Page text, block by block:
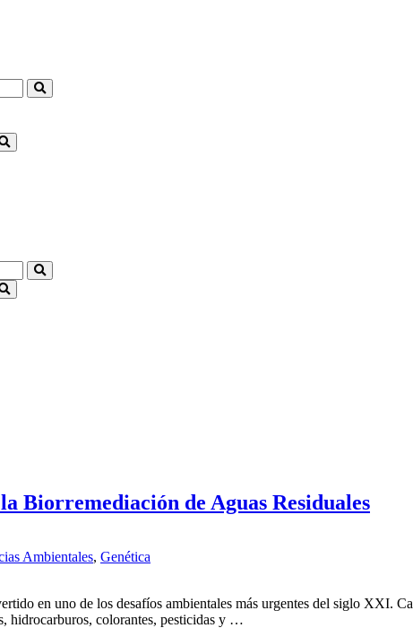
Biorremediación de Aguas Residuales
Ambientales, Genética
en uno de los desafíos ambientales más urgentes del siglo XXI.
hidrocarburos, colorantes, pesticidas y …